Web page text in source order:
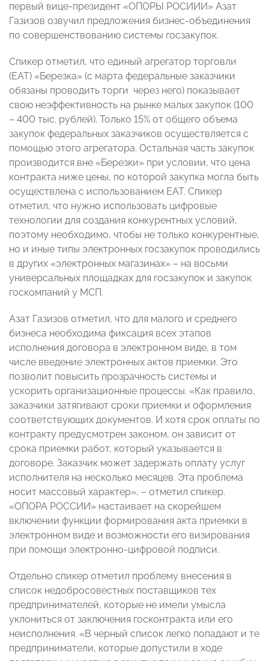
первый вице-президент «ОПОРЫ РОСИИИ» Азат
Газизов озвучил предложения бизнес-объединения
по совершенствованию системы госзакупок.
Спикер отметил, что единый агрегатор торговли
(ЕАТ) «Березка» (с марта федеральные заказчики
обязаны проводить торги через него) показывает
свою неэффективность на рынке малых закупок (100
– 400 тыс. рублей). Только 15% от общего объема
закупок федеральных заказчиков осуществляется с
помощью этого агрегатора. Остальная часть закупок
производится вне «Березки» при условии, что цена
контракта ниже цены, по которой закупка могла быть
осуществлена с использованием ЕАТ. Спикер
отметил, что нужно использовать цифровые
технологии для создания конкурентных условий,
поэтому необходимо, чтобы не только конкурентные,
но и иные типы электронных госзакупок проводились
в других «электронных магазинах» – на восьми
универсальных площадках для госзакупок и закупок
госкомпаний у МСП.
Азат Газизов отметил, что для малого и среднего
бизнеса необходима фиксация всех этапов
исполнения договора в электронном виде, в том
числе введение электронных актов приемки. Это
позволит повысить прозрачность системы и
ускорить организационные процессы. «Как правило,
заказчики затягивают сроки приемки и оформления
соответствующих документов. И хотя срок оплаты по
контракту предусмотрен законом, он зависит от
срока приемки работ, который указывается в
договоре. Заказчик может задержать оплату услуг
исполнителя на несколько месяцев. Эта проблема
носит массовый характер», – отметил спикер.
«ОПОРА РОССИИ» настаивает на скорейшем
включении функции формирования акта приемки в
электронном виде и возможности его визирования
при помощи электронно-цифровой подписи.
Отдельно спикер отметил проблему внесения в
список недобросовестных поставщиков тех
предпринимателей, которые не имели умысла
уклониться от заключения госконтракта или его
неисполнения. «В черный список легко попадают и те
предприниматели, которые допустили в ходе